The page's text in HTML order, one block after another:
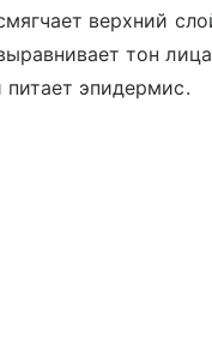
верхний
тон
питает эпидермис.